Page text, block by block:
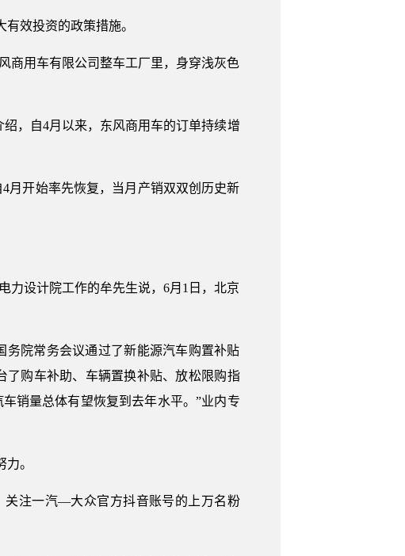
效投资的政策措施。
商用车有限公司整车工厂里，身穿浅灰色
，自4月以来，东风商用车的订单持续增
月开始率先恢复，当月产销双双创历史新
力设计院工作的牟先生说，6月1日，北京
院常务会议通过了新能源汽车购置补贴
了购车补助、车辆置换补贴、放松限购指
销量总体有望恢复到去年水平。”业内专
。
关注一汽—大众官方抖音账号的上万名粉